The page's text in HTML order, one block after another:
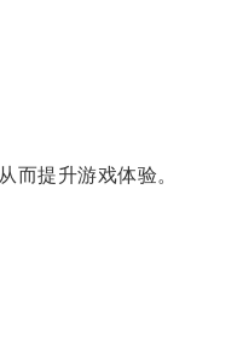
提升游戏体验。